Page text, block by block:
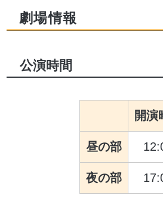
劇場情報
公演時間
開演
昼の部
夜の部